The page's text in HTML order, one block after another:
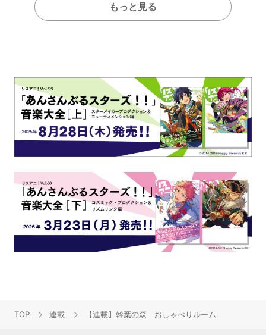
もっと見る
TOP 連載 【連載】幹葉の森 おしゃべりルーム